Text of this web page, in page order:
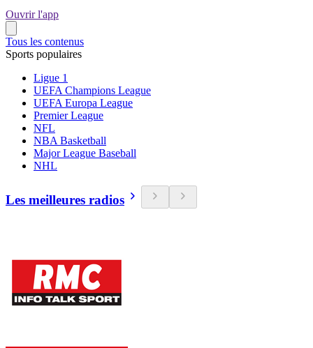
Ouvrir l'app
Tous les contenus
Sports populaires
Ligue 1
UEFA Champions League
UEFA Europa League
Premier League
NFL
NBA Basketball
Major League Baseball
NHL
Les meilleures radios